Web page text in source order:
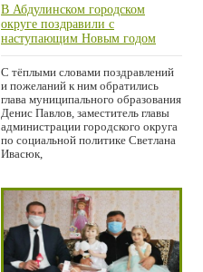
Город
В Абдулинском городском
округе поздравили с
наступающим Новым годом
ветеранов Великой
Отечественной войны.
С тёплыми словами поздравлений
и пожеланий к ним обратились
глава муниципального образования
Денис Павлов, заместитель главы
администрации городского округа
по социальной политике Светлана
Ивасюк,